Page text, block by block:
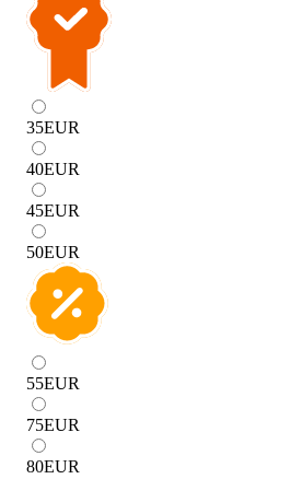
35EUR
40EUR
45EUR
50EUR
55EUR
75EUR
80EUR